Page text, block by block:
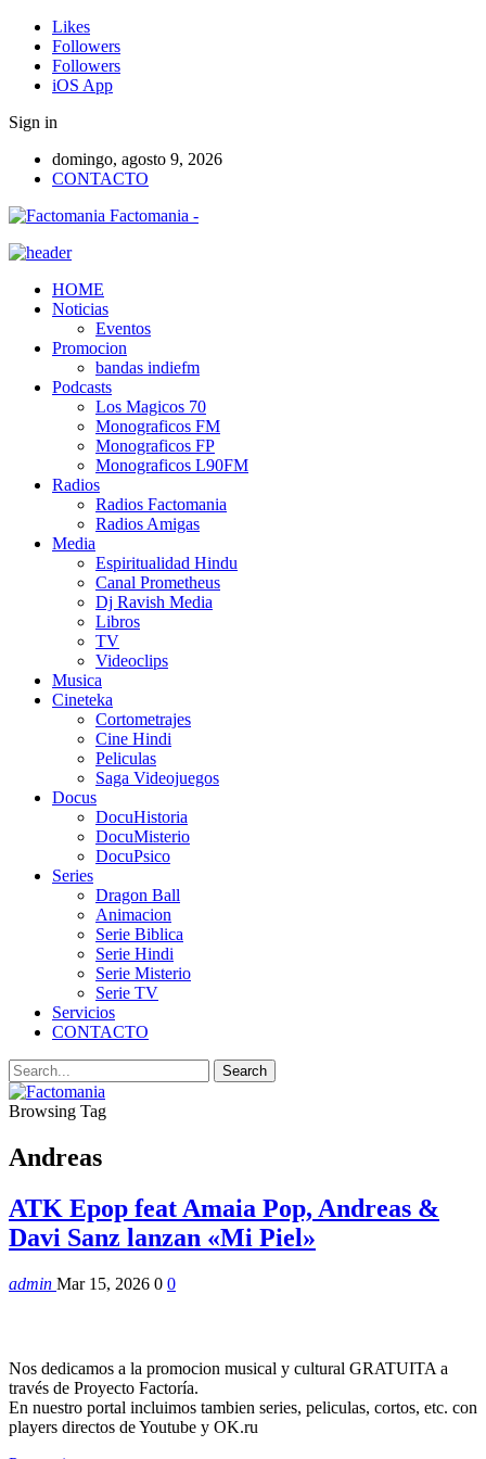
Likes
Followers
Followers
iOS App
Sign in
domingo, agosto 9, 2026
CONTACTO
Factomania -
HOME
Noticias
Eventos
Promocion
bandas indiefm
Podcasts
Los Magicos 70
Monograficos FM
Monograficos FP
Monograficos L90FM
Radios
Radios Factomania
Radios Amigas
Media
Espiritualidad Hindu
Canal Prometheus
Dj Ravish Media
Libros
TV
Videoclips
Musica
Cineteka
Cortometrajes
Cine Hindi
Peliculas
Saga Videojuegos
Docus
DocuHistoria
DocuMisterio
DocuPsico
Series
Dragon Ball
Animacion
Serie Biblica
Serie Hindi
Serie Misterio
Serie TV
Servicios
CONTACTO
Browsing Tag
Andreas
ATK Epop feat Amaia Pop, Andreas &
Davi Sanz lanzan «Mi Piel»
admin Mar 15, 2026 0 0
Nos dedicamos a la promocion musical y cultural GRATUITA a
través de Proyecto Factoría.
En nuestro portal incluimos tambien series, peliculas, cortos, etc. con
players directos de Youtube y OK.ru